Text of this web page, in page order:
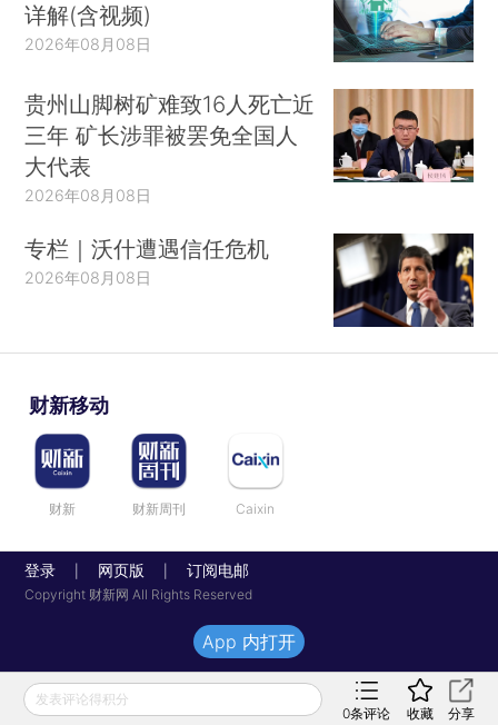
详解(含视频)
2026年08月08日
贵州山脚树矿难致16人死亡近
三年 矿长涉罪被罢免全国人
大代表
2026年08月08日
专栏｜沃什遭遇信任危机
2026年08月08日
财新移动
财新 财新周刊 Caixin
登录 网页版 订阅电邮
Copyright 财新网 All Rights Reserved
发表评论得积分
0条评论 收藏 分享
App 内打开